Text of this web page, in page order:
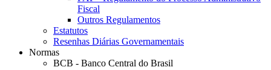
Fiscal
Outros Regulamentos
Estatutos
Resenhas Diárias Governamentais
Normas
BCB - Banco Central do Brasil